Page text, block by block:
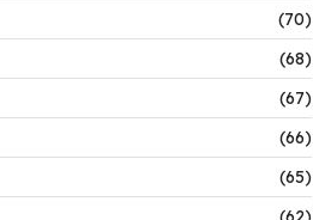
(70)
(68)
(67)
(66)
(65)